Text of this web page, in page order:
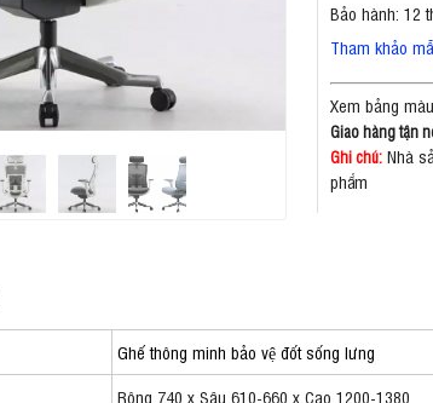
Bảo hành: 12
Tham khảo
Xem bảng
Giao hàng tận
Ghi chú:Nhà
phẩm
Ghế thông minh bảo vệ đốt sống lưng
Rộng 740 x Sâu 610-660 x Cao 1200-1380